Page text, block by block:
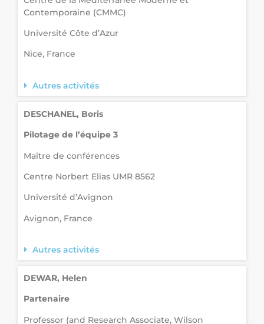
Contemporaine (CMMC)
Université Côte d’Azur
Nice, France
Autres activités
DESCHANEL, Boris
Pilotage de l’équipe 3
Maître de conférences
Centre Norbert Elias UMR 8562
Université d’Avignon
Avignon, France
Autres activités
DEWAR, Helen
Partenaire
Professor (and Research Associate, Wilson